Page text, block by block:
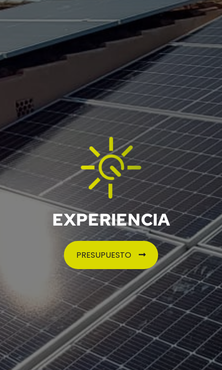
EXPERIENCIA
PRESUPUESTO